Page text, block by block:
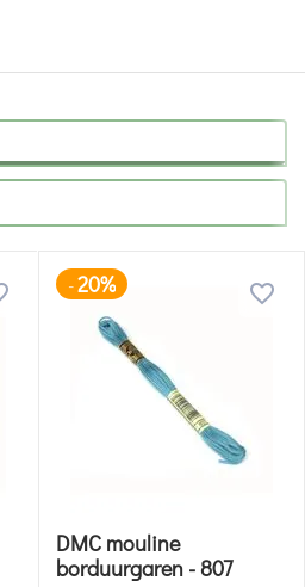
-20%
DMC mouline
borduurgaren - 807